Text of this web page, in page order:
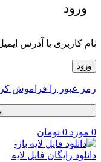
ورود
نام کاربری یا آدرس
ورود
رمز عبور را فراموش
0 مورد 0 تومان